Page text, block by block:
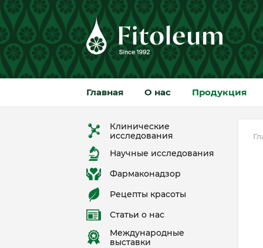
Главная О нас Продукция
Клинические
исследования
Научные исследования
Фармаконадзор
Рецепты красоты
Статьи о нас
Международные
выставки